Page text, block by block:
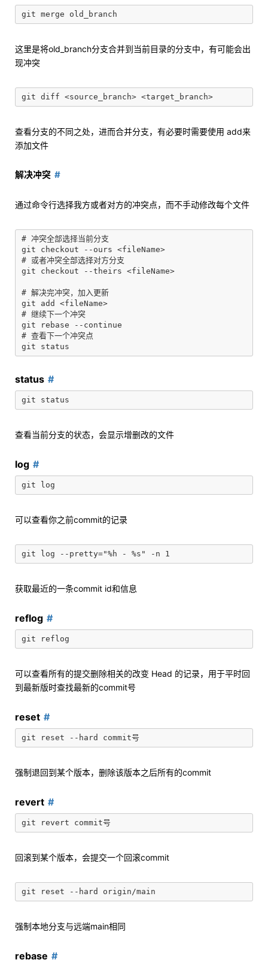
这里是将old_branch分支合并到当前目录的分支中，有可能会出
现冲突
查看分支的不同之处，进而合并分支，有必要时需要使用 add来
添加文件
解决冲突
通过命令行选择我方或者对方的冲突点，而不手动修改每个文件
# 冲突全部选择当前分支
git checkout --ours <fileName>
# 或者冲突全部选择对方分支
git checkout --theirs <fileName>
# 解决完冲突，加入更新
git add <fileName>
# 继续下一个冲突
git rebase --continue
# 查看下一个冲突点
status
查看当前分支的状态，会显示增删改的文件
log
可以查看你之前commit的记录
获取最近的一条commit id和信息
reflog
可以查看所有的提交删除相关的改变 Head 的记录，用于平时回
到最新版时查找最新的commit号
reset
强制退回到某个版本，删除该版本之后所有的commit
revert
回滚到某个版本，会提交一个回滚commit
强制本地分支与远端main相同
rebase